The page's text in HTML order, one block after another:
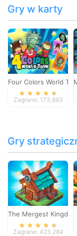
Gry w karty
Four Colors World
Zagrano: 173,893
Gry
The Mergest Kingdom
Zagrano: 423,284